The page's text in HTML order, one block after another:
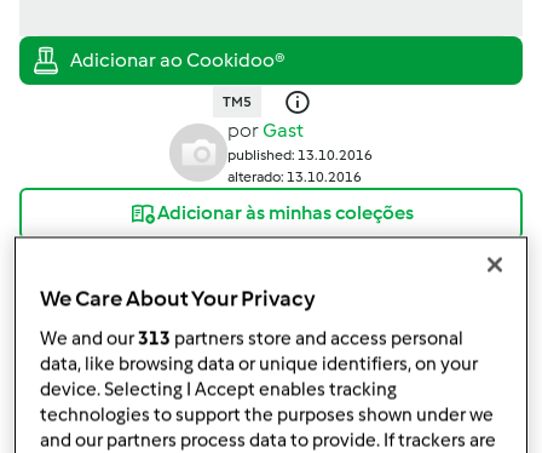
TM5
porGast
published: 13.10.2016
alterado: 13.10.2016
Adicionar às minhas coleções
Criar uma variante
We Care About Your Privacy
We and our313 partners store and access personal
data, like browsing data or unique identifiers, on your
device. Selecting I Accept enables tracking
technologies to support the purposes shown under we
and our partners process data to provide. If trackers are